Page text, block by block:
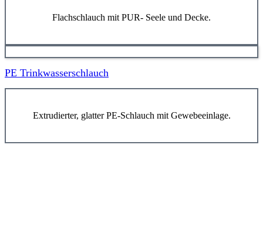
Flachschlauch mit PUR- Seele und Decke.
PE Trinkwasserschlauch
Extrudierter, glatter PE-Schlauch mit Gewebeeinlage.